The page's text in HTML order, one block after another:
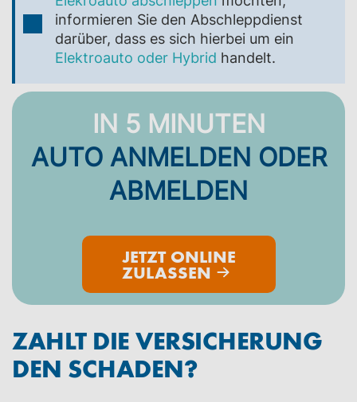
informieren Sie den Abschleppdienst
darüber, dass es sich hierbei um ein
Elektroauto oder Hybrid handelt.
IN 5 MINUTEN
AUTO ANMELDEN ODER
ABMELDEN
JETZT ONLINE
ZULASSEN
ZAHLT DIE VERSICHERUNG
DEN SCHADEN?